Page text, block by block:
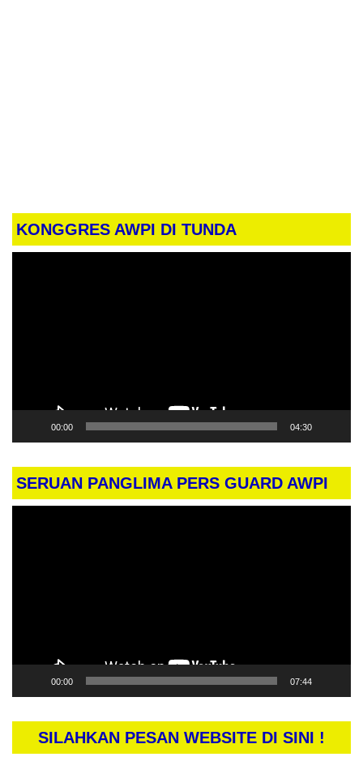
KONGGRES AWPI DI TUNDA
00:00 04:30
SERUAN PANGLIMA PERS GUARD AWPI
00:00 07:44
SILAHKAN PESAN WEBSITE DI SINI !